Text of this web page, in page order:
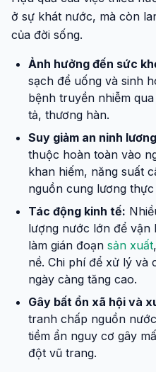
ở sự khát nước, mà còn
của đời sống.
Ảnh hưởng đến sức
sạch để uống và sinh
bệnh truyền nhiễm
tả, thương hàn.
Suy giảm an ninh
thuộc hoàn toàn vào
khan hiếm, năng suất
nguồn cung lương
Tác động kinh tế:
lượng nước lớn để vận
làm gián đoạn sản xuất
nề. Chi phí để xử lý và
ngày càng tăng cao.
Gây bất ổn xã hội và
tranh chấp nguồn
tiềm ẩn nguy cơ gây
đột vũ trang.